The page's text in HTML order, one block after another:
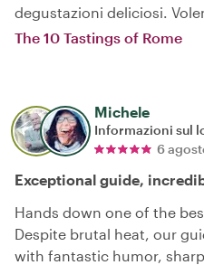
degustazioni deliciosi.
The 10 Tastings of Rome
Michele
Informazioni sul
6
Exceptional guide,
Hands down one of the
Despite brutal heat, our
with fantastic humor,